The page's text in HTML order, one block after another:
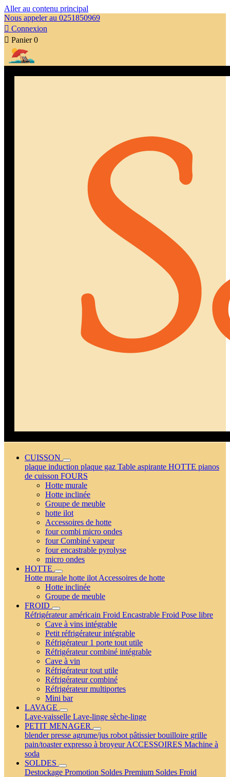
Aller au contenu principal
Nous appeler au 0251850969
 Connexion
 Panier 0
CUISSON
plaque induction plaque gaz Table aspirante HOTTE pianos
de cuisson FOURS
Hotte murale
Hotte inclinée
Groupe de meuble
hotte ilot
Accessoires de hotte
four combi micro ondes
four Combiné vapeur
four encastrable pyrolyse
micro ondes
HOTTE
Hotte murale hotte ilot Accessoires de hotte
Hotte inclinée
Groupe de meuble
FROID
Réfrigérateur américain Froid Encastrable Froid Pose libre
Cave à vins intégrable
Petit réfrigérateur intégrable
Réfrigérateur 1 porte tout utile
Réfrigérateur combiné intégrable
Cave à vin
Réfrigérateur tout utile
Réfrigérateur combiné
Réfrigérateur multiportes
Mini bar
LAVAGE
Lave-vaisselle Lave-linge sèche-linge
PETIT MENAGER
blenderpresse agrume/jus robot pâtissierbouilloire grille
pain/toasterexpresso à broyeurACCESSOIRES Machine à
soda
SOLDES
Destockage Promotion Soldes Premium Soldes Froid